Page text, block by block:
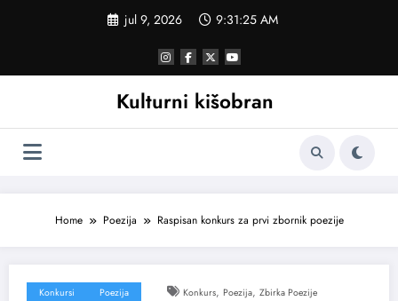
jul 9, 2026 9:31:26 AM
Kulturni kišobran
Home Poezija Raspisan konkurs za prvi zbornik poezije
Konkursi Poezija Konkurs, Poezija, Zbirka Poezije